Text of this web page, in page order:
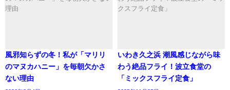
風邪知らずの冬！私が「マリリ
のマヌカハニー」を毎朝欠かさ
ない理由
いわき久之浜 潮風感じながら味
わう絶品フライ！波立食堂の
「ミックスフライ定食」